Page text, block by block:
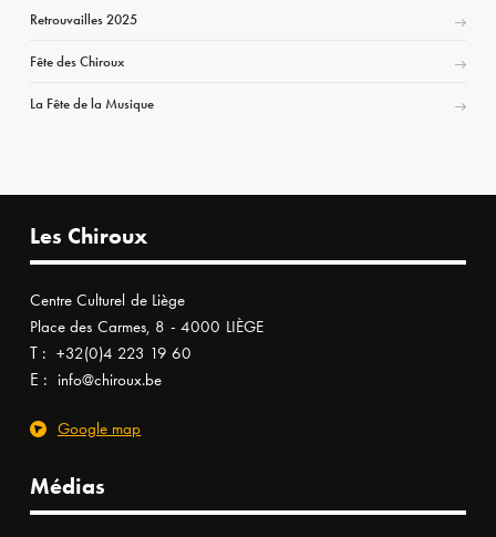
Retrouvailles 2025
Fête des Chiroux
La Fête de la Musique
Les Chiroux
Centre Culturel de Liège
Place des Carmes, 8 - 4000 LIÈGE
T : +32(0)4 223 19 60
E : info@chiroux.be
Google map
Médias